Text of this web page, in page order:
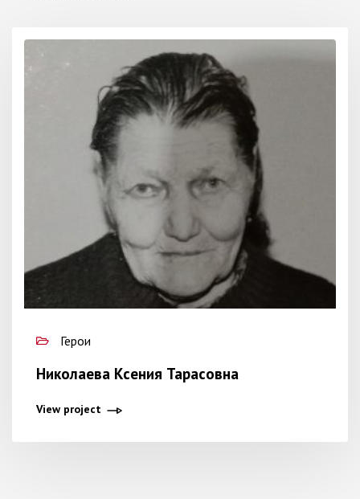
Герои
Николаева Ксения Тарасовна
View project